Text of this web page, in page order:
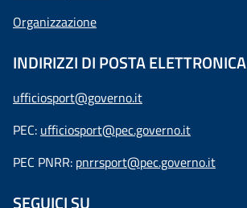
Organizzazione
INDIRIZZI DI POSTA ELETTRONICA
ufficiosport@governo.it
PEC: ufficiosport@pec.governo.it
PEC PNRR: pnrrsport@pec.governo.it
SEGUICI SU